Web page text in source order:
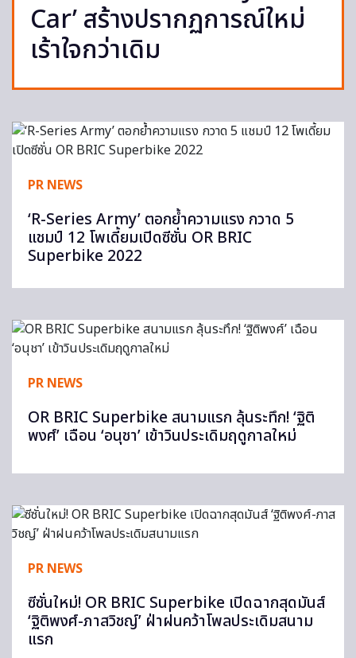
Car’ สร้างปรากฏการณ์ใหม่
เร้าใจกว่าเดิม
PR NEWS
‘R-Series Army’ ตอกย้ำความแรง กวาด 5
แชมป์ 12 โพเดี้ยมเปิดซีซั่น OR BRIC
Superbike 2022
PR NEWS
OR BRIC Superbike สนามแรก ลุ้นระทึก! ‘ฐิติ
พงศ์’ เฉือน ‘อนุชา’ เข้าวินประเดิมฤดูกาลใหม่
PR NEWS
ซีซั่นใหม่! OR BRIC Superbike เปิดฉากสุดมันส์
‘ฐิติพงศ์-ภาสวิชญ์’ ฝ่าฝนคว้าโพลประเดิมสนาม
แรก